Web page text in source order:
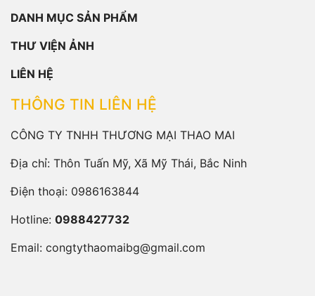
DANH MỤC SẢN PHẨM
THƯ VIỆN ẢNH
LIÊN HỆ
THÔNG TIN LIÊN HỆ
CÔNG TY TNHH THƯƠNG MẠI THAO MAI
Địa chỉ: Thôn Tuấn Mỹ, Xã Mỹ Thái, Bắc Ninh
Điện thoại: 0986163844
Hotline: 0988427732
Email: congtythaomaibg@gmail.com